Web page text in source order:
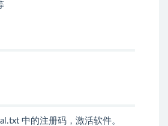
中的注册码，激活软件。